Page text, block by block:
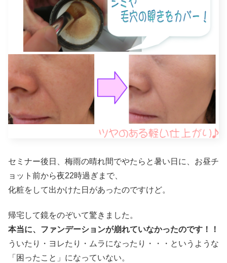
セミナー後日、梅雨の晴れ間でやたらと暑い日に、お昼チ
ョット前から夜22時過ぎまで、
化粧をして出かけた日があったのですけど。
帰宅して鏡をのぞいて驚きました。
本当に、ファンデーションが崩れていなかったのです！！
ういたり・ヨレたり・ムラになったり・・・というような
「困ったこと」になっていない。